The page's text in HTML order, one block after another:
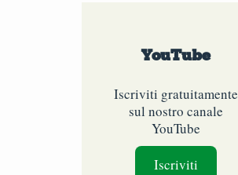
YouTube
Iscriviti gratuitamente
sul nostro canale
YouTube
Iscriviti